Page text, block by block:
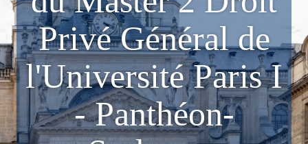
Privé Général de
l'Université Paris I
- Panthéon-